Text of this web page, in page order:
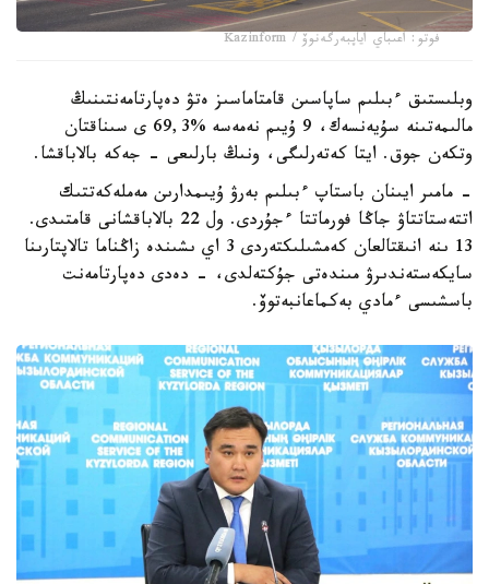
فوتو: اعىباي اياپبەرگەنوۆ / Kazinform
وبلىستىق ءبىلىم ساپاسىن قامتاماسىز ەتۋ دەپارتامەنتىنىڭ
مالىمەتىنە سۇيەنسەك، 9 ۇيىم نەمەسە %69,3 ى سىناقتان
وتكەن جوق. ايتا كەتەرلىگى، ونىڭ بارلىعى - جەكە بالاباقشا.
- مامىر ايىنان باستاپ ءبىلىم بەرۋ ۇيىمدارىن مەملەكەتتىك
اتتەستاتتاۋ جاڭا فورماتتا ءجۇردى. ول 22 بالاباقشانى قامتىدى.
13 ىنە انىقتالعان كەمشىلىكتەردى 3 اي ىشىندە زاڭناما تالاپتارىنا
سايكەستەندىرۋ مىندەتى جۇكتەلدى، - دەدى دەپارتامەنت
باسشىسى ءمادي بەكماعانبەتوۆ.